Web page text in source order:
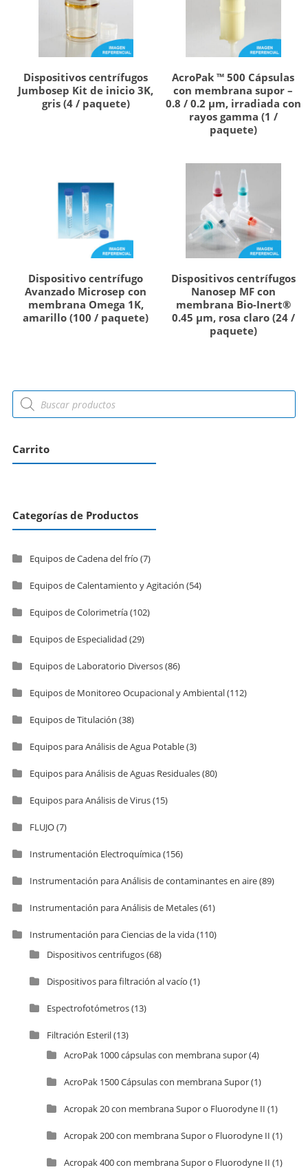
Dispositivos centrífugos
Jumbosep Kit de inicio 3K,
gris (4 / paquete)
AcroPak ™ 500 Cápsulas
con membrana supor –
0.8 / 0.2 µm, irradiada con
rayos gamma (1 /
paquete)
Dispositivo centrífugo
Avanzado Microsep con
membrana Omega 1K,
amarillo (100 / paquete)
Dispositivos centrífugos
Nanosep MF con
membrana Bio-Inert®
0.45 µm, rosa claro (24 /
paquete)
Carrito
Categorías de Productos
Equipos de Cadena del frío (7)
Equipos de Calentamiento y Agitación (54)
Equipos de Colorimetría(102)
Equipos de Especialidad (29)
Equipos de Laboratorio Diversos(86)
Equipos de Monitoreo Ocupacional y Ambiental(112)
Equipos de Titulación (38)
Equipos para Análisis de Agua Potable(3)
Equipos para Análisis de Aguas Residuales(80)
Equipos para Análisis de Virus(15)
FLUJO(7)
Instrumentación Electroquímica(156)
Instrumentación para Análisis de contaminantes en aire(89)
Instrumentación para Análisis de Metales(61)
Instrumentación para Ciencias de la vida(110)
Dispositivos centrifugos(68)
Dispositivos para filtración al vacío (1)
Espectrofotómetros(13)
Filtración Esteril(13)
AcroPak 1000 cápsulas con membrana supor(4)
AcroPak 1500 Cápsulas con membrana Supor(1)
Acropak 20 con membrana Supor o Fluorodyne II (1)
Acropak 200 con membrana Supor o Fluorodyne II (1)
Acropak 400 con membrana Supor o Fluorodyne II (1)